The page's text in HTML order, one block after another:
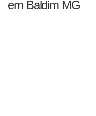
em Baldim MG